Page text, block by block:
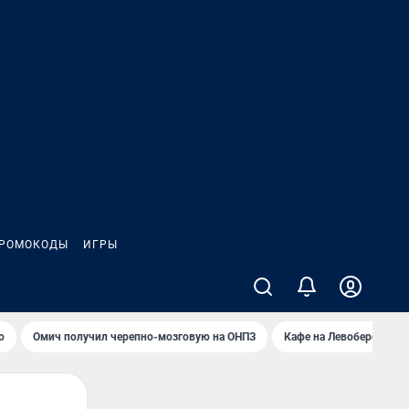
ИГРЫ
Омич получил черепно-мозговую на ОНПЗ Кафе на Левобережье